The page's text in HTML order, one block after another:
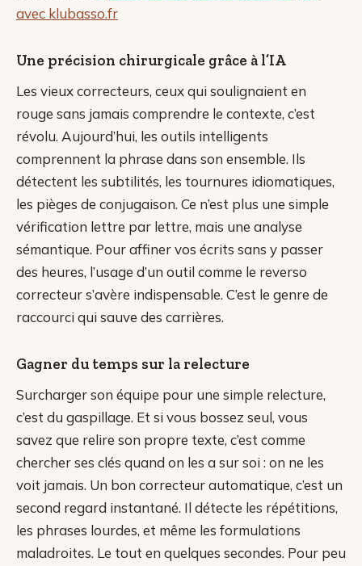
avec klubasso.fr
Une précision chirurgicale grâce à l’IA
Les vieux correcteurs, ceux qui soulignaient en
rouge sans jamais comprendre le contexte, c’est
révolu. Aujourd’hui, les outils intelligents
comprennent la phrase dans son ensemble. Ils
détectent les subtilités, les tournures idiomatiques,
les pièges de conjugaison. Ce n’est plus une simple
vérification lettre par lettre, mais une analyse
sémantique. Pour affiner vos écrits sans y passer
des heures, l’usage d’un outil comme le reverso
correcteur s’avère indispensable. C’est le genre de
raccourci qui sauve des carrières.
Gagner du temps sur la relecture
Surcharger son équipe pour une simple relecture,
c’est du gaspillage. Et si vous bossez seul, vous
savez que relire son propre texte, c’est comme
chercher ses clés quand on les a sur soi : on ne les
voit jamais. Un bon correcteur automatique, c’est un
second regard instantané. Il détecte les répétitions,
les phrases lourdes, et même les formulations
maladroites. Le tout en quelques secondes. Pour peu